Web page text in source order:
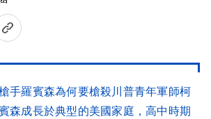
手羅賓森為何要槍殺川普青年軍師柯
森成長於典型的美國家庭，高中時期